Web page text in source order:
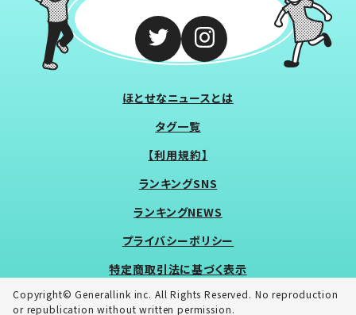
ほとせなニュースとは
タグ一覧
【利用規約】
ランキングSNS
ランキングNEWS
プライバシーポリシー
特定商取引法に基づく表示
Copyright© Generallink inc. All Rights Reserved. No reproduction
or republication without written permission.